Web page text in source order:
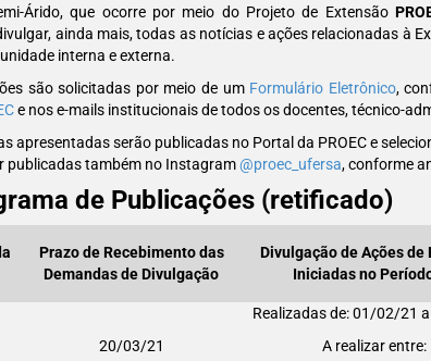
Árido, que ocorre por meio do Projeto de Extensão
ainda mais, todas as notícias e ações relacionadas à
interna e externa.
são solicitadas por meio de um Formulário Eletrônico,
e nos e-mails institucionais de todos os docentes, técnico-
apresentadas serão publicadas no Portal da PROEC e
publicadas também no Instagram@proec_ufersa, conforme
de Publicações (retificado)
Prazo de Recebimento das
Demandas de Divulgação
Divulgação de Ações de
Iniciadas no
20/03/21
Realizadas de: 01/02/21
A realizar entre: